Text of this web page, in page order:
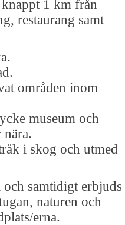
1 km från
restaurang samt
områden inom
museum och
i skog och utmed
samtidigt erbjuds
naturen och
erna.